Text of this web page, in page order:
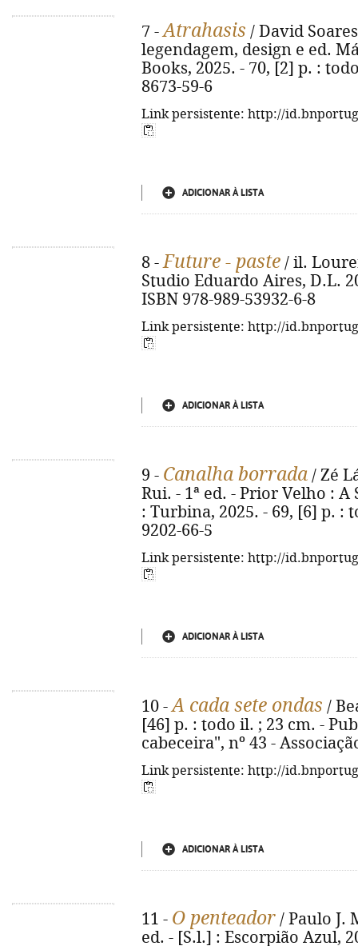
7 -Atrahasis / David
legendagem, design e ed.
Books, 2025. - 70, [2] p. :
8673-59-6
Link persistente: http://
ADICIONAR À LISTA
8 -Future - paste / il.
Studio Eduardo Aires, D.L.
ISBN 978-989-53932-6-8
Link persistente: http://
ADICIONAR À LISTA
9 - Canalha borrada / Zé
Rui. - 1ª ed. - Prior Velho :
: Turbina, 2025. - 69, [6] p. :
9202-66-5
Link persistente: http://
ADICIONAR À LISTA
10 -A cada sete ondas /
[46] p. : todo il. ; 23 cm. -
cabeceira", nº 43 -
Link persistente: http://
ADICIONAR À LISTA
11 - O penteador / Paulo J.
ed. - [S.l.] : Escorpião Azul,